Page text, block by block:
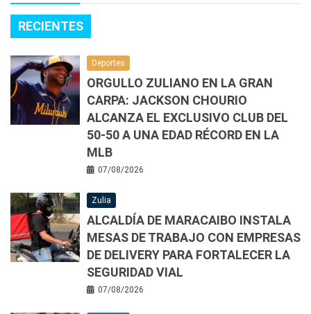
RECIENTES
Deportes
ORGULLO ZULIANO EN LA GRAN
CARPA: JACKSON CHOURIO
ALCANZA EL EXCLUSIVO CLUB DEL
50-50 A UNA EDAD RÉCORD EN LA
MLB
07/08/2026
Zulia
ALCALDÍA DE MARACAIBO INSTALA
MESAS DE TRABAJO CON EMPRESAS
DE DELIVERY PARA FORTALECER LA
SEGURIDAD VIAL
07/08/2026